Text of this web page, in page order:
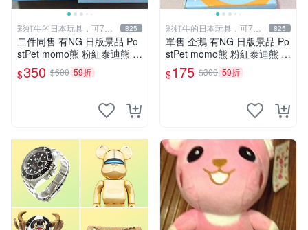
彩虹牛的日本玩具，可7取
付
825
二件同售 有NG 日版景品 Po
stPet momo熊 粉紅泰迪熊 妹
妹 comomo 企鵝 娃娃 布偶
手指頭 娃娃
$350 $600 59折
彩虹牛的日本玩具，可7取
付
825
單售 企鵝 有NG 日版景品 Po
stPet momo熊 粉紅泰迪熊 娃
娃 布偶 手指頭 娃娃
$175 $300 59折